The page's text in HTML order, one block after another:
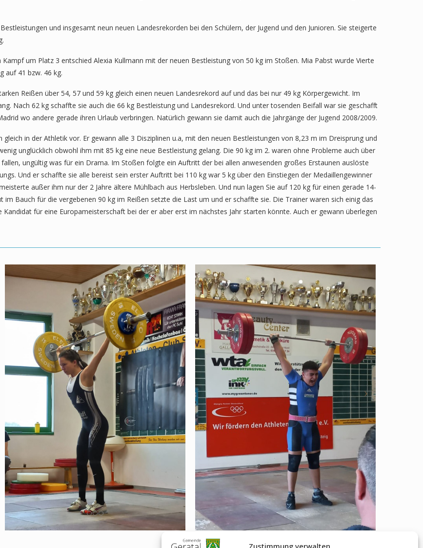
Zustimmung verwalten
und insgesamt neun neuen Landesrekorden bei den Schülern, der Jugend und den Junioren. Sie steigerte
um Platz 3 entschied Alexia Kullmann mit der neuen Bestleistung von 50 kg im Stoßen. Mia Pabst wurde Vierte
auf 41 bzw. 46 kg.
Reißen über 54, 57 und 59 kg gleich einen neuen Landesrekord auf und das bei nur 49 kg Körpergewicht. Im
Nach 62 kg schaffte sie auch die 66 kg Bestleistung und Landesrekord. Und unter tosenden Beifall war sie geschafft
wo andere gerade ihren Urlaub verbringen. Natürlich gewann sie damit auch die Jahrgänge der Jugend 2008/2009.
in der Athletik vor. Er gewann alle 3 Disziplinen u.a, mit den neuen Bestleistungen von 8,23 m im Dreisprung und
unglücklich obwohl ihm mit 85 kg eine neue Bestleistung gelang. Die 90 kg im 2. waren ohne Probleme auch über
ungültig was für ein Drama. Im Stoßen folgte ein Auftritt der bei allen anwesenden großes Erstaunen auslöste
Und er schaffte sie alle bereist sein erster Auftritt bei 110 kg war 5 kg über den Einstiegen der Medaillengewinner
außer ihm nur der 2 Jahre ältere Mühlbach aus Herbsleben. Und nun lagen Sie auf 120 kg für einen gerade 14-
Bauch für die vergebenen 90 kg im Reißen setzte die Last um und er schaffte sie. Die Trainer waren sich einig das
für eine Europameisterschaft bei der er aber erst im nächstes Jahr starten könnte. Auch er gewann überlegen